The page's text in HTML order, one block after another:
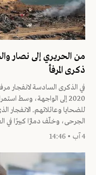
من الحريري إلى نصار
ذكرى المرفأ
2020 إلى الواجهة، وسط
الجرحى، وخلّف دمارًا كبيرًا في
4 آب • 14:46